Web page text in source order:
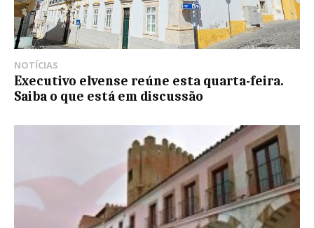
NOTÍCIAS
Executivo elvense reúne esta quarta-feira.
Saiba o que está em discussão